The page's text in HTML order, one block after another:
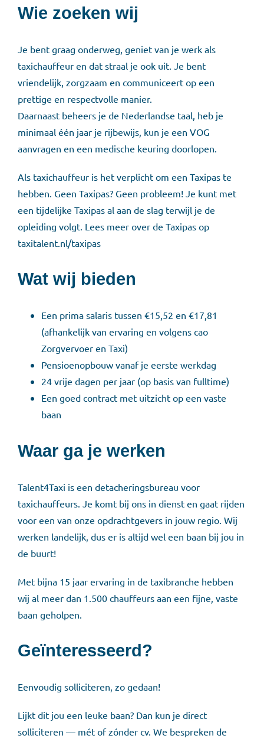
Wie zoeken wij
Je bent graag onderweg, geniet van je werk als
taxichauffeur en dat straal je ook uit. Je bent
vriendelijk, zorgzaam en communiceert op een
prettige en respectvolle manier.
Daarnaast beheers je de Nederlandse taal, heb je
minimaal één jaar je rijbewijs, kun je een VOG
aanvragen en een medische keuring doorlopen.
Als taxichauffeur is het verplicht om een Taxipas te
hebben. Geen Taxipas? Geen probleem! Je kunt met
een tijdelijke Taxipas al aan de slag terwijl je de
opleiding volgt. Lees meer over de Taxipas op
taxitalent.nl/taxipas
Wat wij bieden
Een prima salaris tussen €15,52 en €17,81
(afhankelijk van ervaring en volgens cao
Zorgvervoer en Taxi)
Pensioenopbouw vanaf je eerste werkdag
24 vrije dagen per jaar (op basis van fulltime)
Een goed contract met uitzicht op een vaste
baan
Waar ga je werken
Talent4Taxi is een detacheringsbureau voor
taxichauffeurs. Je komt bij ons in dienst en gaat rijden
voor een van onze opdrachtgevers in jouw regio. Wij
werken landelijk, dus er is altijd wel een baan bij jou in
de buurt!
Met bijna 15 jaar ervaring in de taxibranche hebben
wij al meer dan 1.500 chauffeurs aan een fijne, vaste
baan geholpen.
Geïnteresseerd?
Eenvoudig solliciteren, zo gedaan!
Lijkt dit jou een leuke baan? Dan kun je direct
solliciteren — mét of zónder cv. We bespreken de